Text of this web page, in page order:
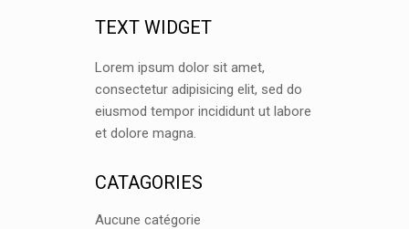
TEXT WIDGET
Lorem ipsum dolor sit amet,
consectetur adipisicing elit, sed do
eiusmod tempor incididunt ut labore
et dolore magna.
CATAGORIES
Aucune catégorie